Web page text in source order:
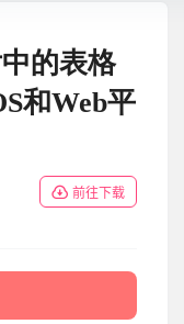
的表格
和Web平
前往下载